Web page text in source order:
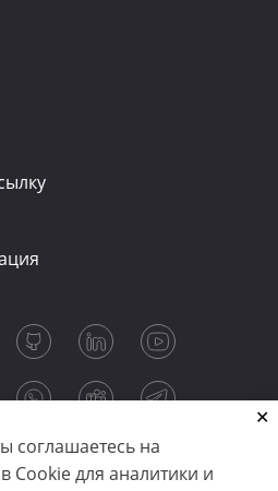
соглашаетесь на
Cookie для аналитики и